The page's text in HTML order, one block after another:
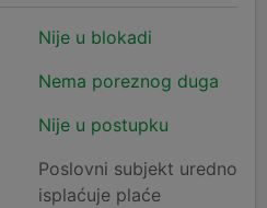
Nije u blokadi
Nema poreznog duga
Nije u postupku
Poslovni subjekt uredno
isplaćuje plaće